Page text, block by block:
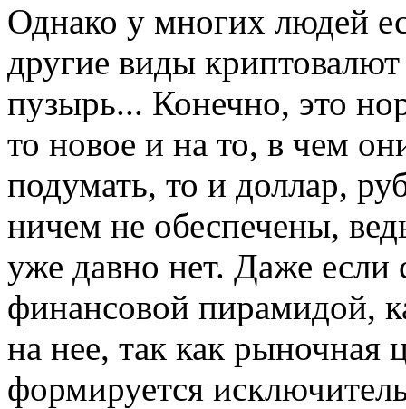
Однако у многих людей
другие виды
пузырь... Конечно, это
то новое и на то, в чем
подумать, то и доллар,
ничем не обеспечены,
уже давно нет. Даже если
финансовой пирамидой,
на нее, так как рыночная
формируется